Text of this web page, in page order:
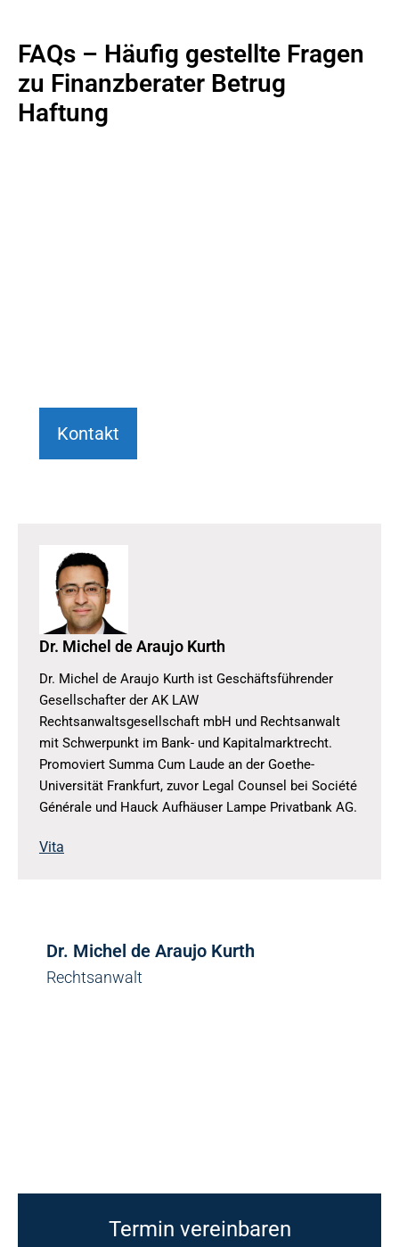
FAQs – Häufig gestellte Fragen
zu Finanzberater Betrug
Haftung
Kontakt
Dr. Michel de Araujo Kurth
Dr. Michel de Araujo Kurth ist Geschäftsführender
Gesellschafter der AK LAW
Rechtsanwaltsgesellschaft mbH und Rechtsanwalt
mit Schwerpunkt im Bank- und Kapitalmarktrecht.
Promoviert Summa Cum Laude an der Goethe-
Universität Frankfurt, zuvor Legal Counsel bei Société
Générale und Hauck Aufhäuser Lampe Privatbank AG.
Vita
Dr. Michel de Araujo Kurth
Rechtsanwalt
Termin vereinbaren